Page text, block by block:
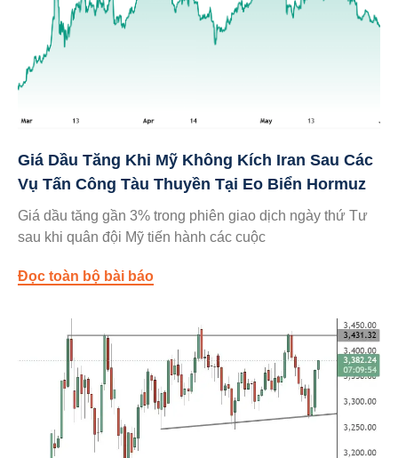
Giá Dầu Tăng Khi Mỹ Không Kích Iran Sau Các
Vụ Tấn Công Tàu Thuyền Tại Eo Biển Hormuz
Giá dầu tăng gần 3% trong phiên giao dịch ngày thứ Tư
sau khi quân đội Mỹ tiến hành các cuộc
Đọc toàn bộ bài báo